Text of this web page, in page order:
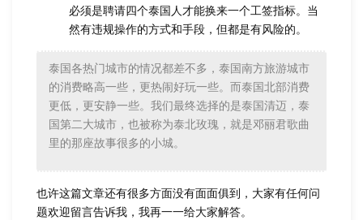
必须是聘请四个泰国人才能换来一个工签指标。当
然有违规操作的方式和手段，但都是有风险的。
泰国各热门城市的情况都差不多，泰国南方旅游城市
的消费略高一些，更热闹好玩一些。而泰国北部消费
更低，更安静一些。我们最终选择的是泰国清迈，泰
国第二大城市，也被称为泰北玫瑰，就是邓丽君歌曲
里的那座故事很多的小城。
也许这篇文章还有很多方面没有面面俱到，大家有任何问
题欢迎留言告诉我，我再一一给大家解答。